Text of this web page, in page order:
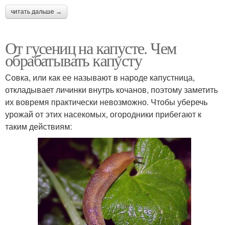
читать дальше →
От гусениц на капусте. Чем
обрабатывать капусту
Совка, или как ее называют в народе капустница,
откладывает личинки внутрь кочанов, поэтому заметить
их вовремя практически невозможно. Чтобы уберечь
урожай от этих насекомых, огородники прибегают к
таким действиям: